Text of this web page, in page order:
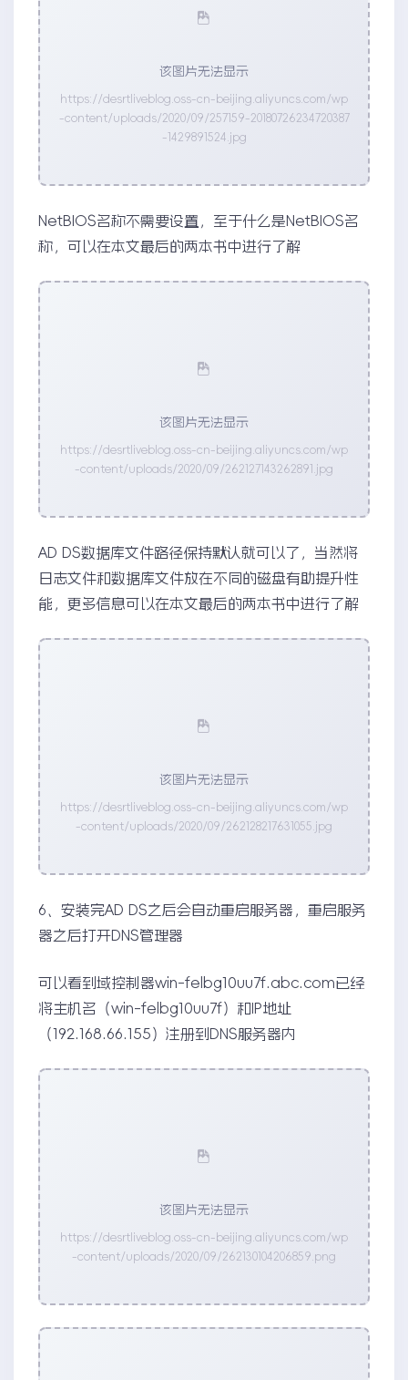
该图片无法显示
https://desrtliveblog.oss-cn-beijing.aliyuncs.com/wp
-content/uploads/2020/09/257159-20180726234720387
-1429891524.jpg
NetBIOS名称不需要设置，至于什么是NetBIOS名
称，可以在本文最后的两本书中进行了解
该图片无法显示
https://desrtliveblog.oss-cn-beijing.aliyuncs.com/wp
-content/uploads/2020/09/262127143262891.jpg
AD DS数据库文件路径保持默认就可以了，当然将
日志文件和数据库文件放在不同的磁盘有助提升性
能，更多信息可以在本文最后的两本书中进行了解
该图片无法显示
https://desrtliveblog.oss-cn-beijing.aliyuncs.com/wp
-content/uploads/2020/09/262128217631055.jpg
6、安装完AD DS之后会自动重启服务器，重启服务
器之后打开DNS管理器
可以看到域控制器win-felbg10uu7f.abc.com已经
将主机名（win-felbg10uu7f）和IP地址
（192.168.66.155）注册到DNS服务器内
该图片无法显示
https://desrtliveblog.oss-cn-beijing.aliyuncs.com/wp
-content/uploads/2020/09/262130104206859.png